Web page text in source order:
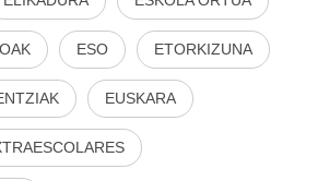
ESO ETORKIZUNA
EUSKARA